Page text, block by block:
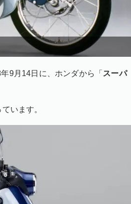
年9月14日に、ホンダから「 スーパ
います。